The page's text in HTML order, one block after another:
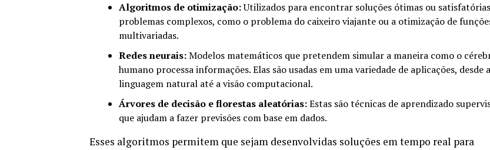
Algoritmos de otimização:Utilizados para encontrar soluções ótimas ou
problemas complexos, como o problema do caixeiro viajante ou a otimização de
multivariadas.
Redes neurais:Modelos matemáticos que pretendem simular a maneira como o
humano processa informações. Elas são usadas em uma variedade de aplicações, desde a
linguagem natural até a visão computacional.
Árvores de decisão e florestas aleatórias:Estas são técnicas de aprendizado
que ajudam a fazer previsões com base em dados.
Esses algoritmos permitem que sejam desenvolvidas soluções em tempo real para